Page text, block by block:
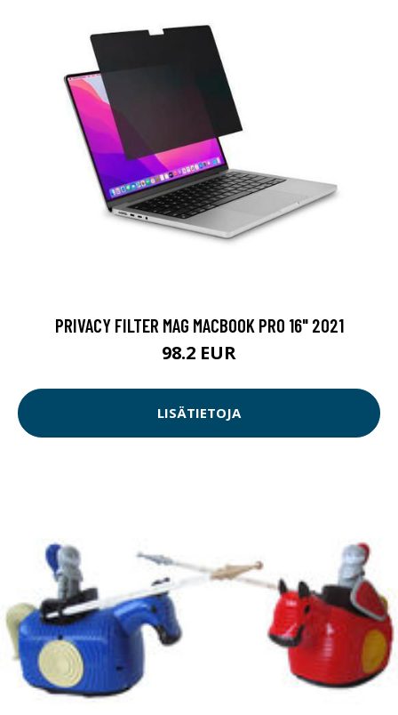
PRIVACY FILTER MAG MACBOOK PRO 16" 2021
98.2 EUR
LISÄTIETOJA